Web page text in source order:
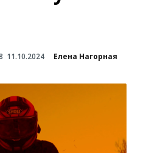
11.10.2024 Елена Нагорная